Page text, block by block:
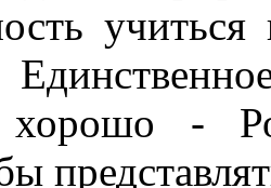
хорошо -